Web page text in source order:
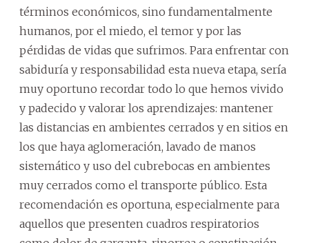
términos económicos, sino fundamentalmente
humanos, por el miedo, el temor y por las
pérdidas de vidas que sufrimos. Para enfrentar con
sabiduría y responsabilidad esta nueva etapa, sería
muy oportuno recordar todo lo que hemos vivido
y padecido y valorar los aprendizajes: mantener
las distancias en ambientes cerrados y en sitios en
los que haya aglomeración, lavado de manos
sistemático y uso del cubrebocas en ambientes
muy cerrados como el transporte público. Esta
recomendación es oportuna, especialmente para
aquellos que presenten cuadros respiratorios